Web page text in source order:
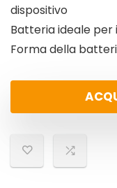
dispositivo
Batteria ideale
Forma della